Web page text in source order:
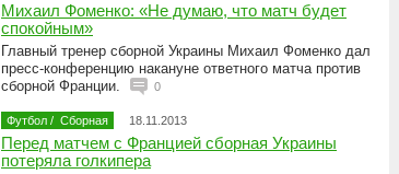
Михаил Фоменко: «Не думаю, что матч будет
спокойным»
Главный тренер сборной Украины Михаил Фоменко дал
пресс-конференцию накануне ответного матча против
сборной Франции.
0
Футбол / Сборная 18.11.2013
Перед матчем с Францией сборная Украины
потеряла голкипера